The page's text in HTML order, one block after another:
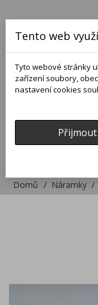
Domů Náramky
Tento web
Tyto webové stránky
zařízení soubory,
nastavení cookies